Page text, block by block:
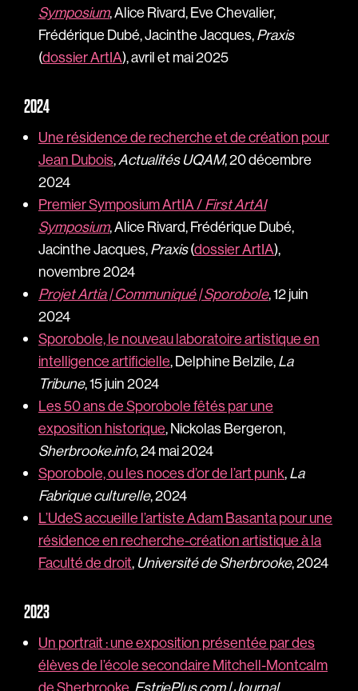
Symposium, Alice Rivard, Eve Chevalier,
Frédérique Dubé, Jacinthe Jacques,Praxis
(dossier ArtIA), avril et mai 2025
2024
Une résidence de recherche et de création pour
Jean Dubois,Actualités UQAM, 20 décembre
2024
Premier Symposium ArtIA /First ArtAI
Symposium, Alice Rivard, Frédérique Dubé,
Jacinthe Jacques,Praxis(dossier ArtIA),
novembre 2024
Projet Artia | Communiqué | Sporobole, 12 juin
2024
Sporobole, le nouveau laboratoire artistique en
intelligence artificielle, Delphine Belzile,La
Tribune, 15 juin 2024
Les 50 ans de Sporobole fêtés par une
exposition historique, Nickolas Bergeron,
Sherbrooke.info, 24 mai 2024
Sporobole, ou les noces d’or de l’art punk,La
Fabrique culturelle, 2024
L’UdeS accueille l’artiste Adam Basanta pour une
résidence en recherche-création artistique à la
Faculté de droit, Université de Sherbrooke, 2024
2023
Un portrait : une exposition présentée par des
élèves de l’école secondaire Mitchell-Montcalm
de Sherbrooke EstriePlus.com | Journal